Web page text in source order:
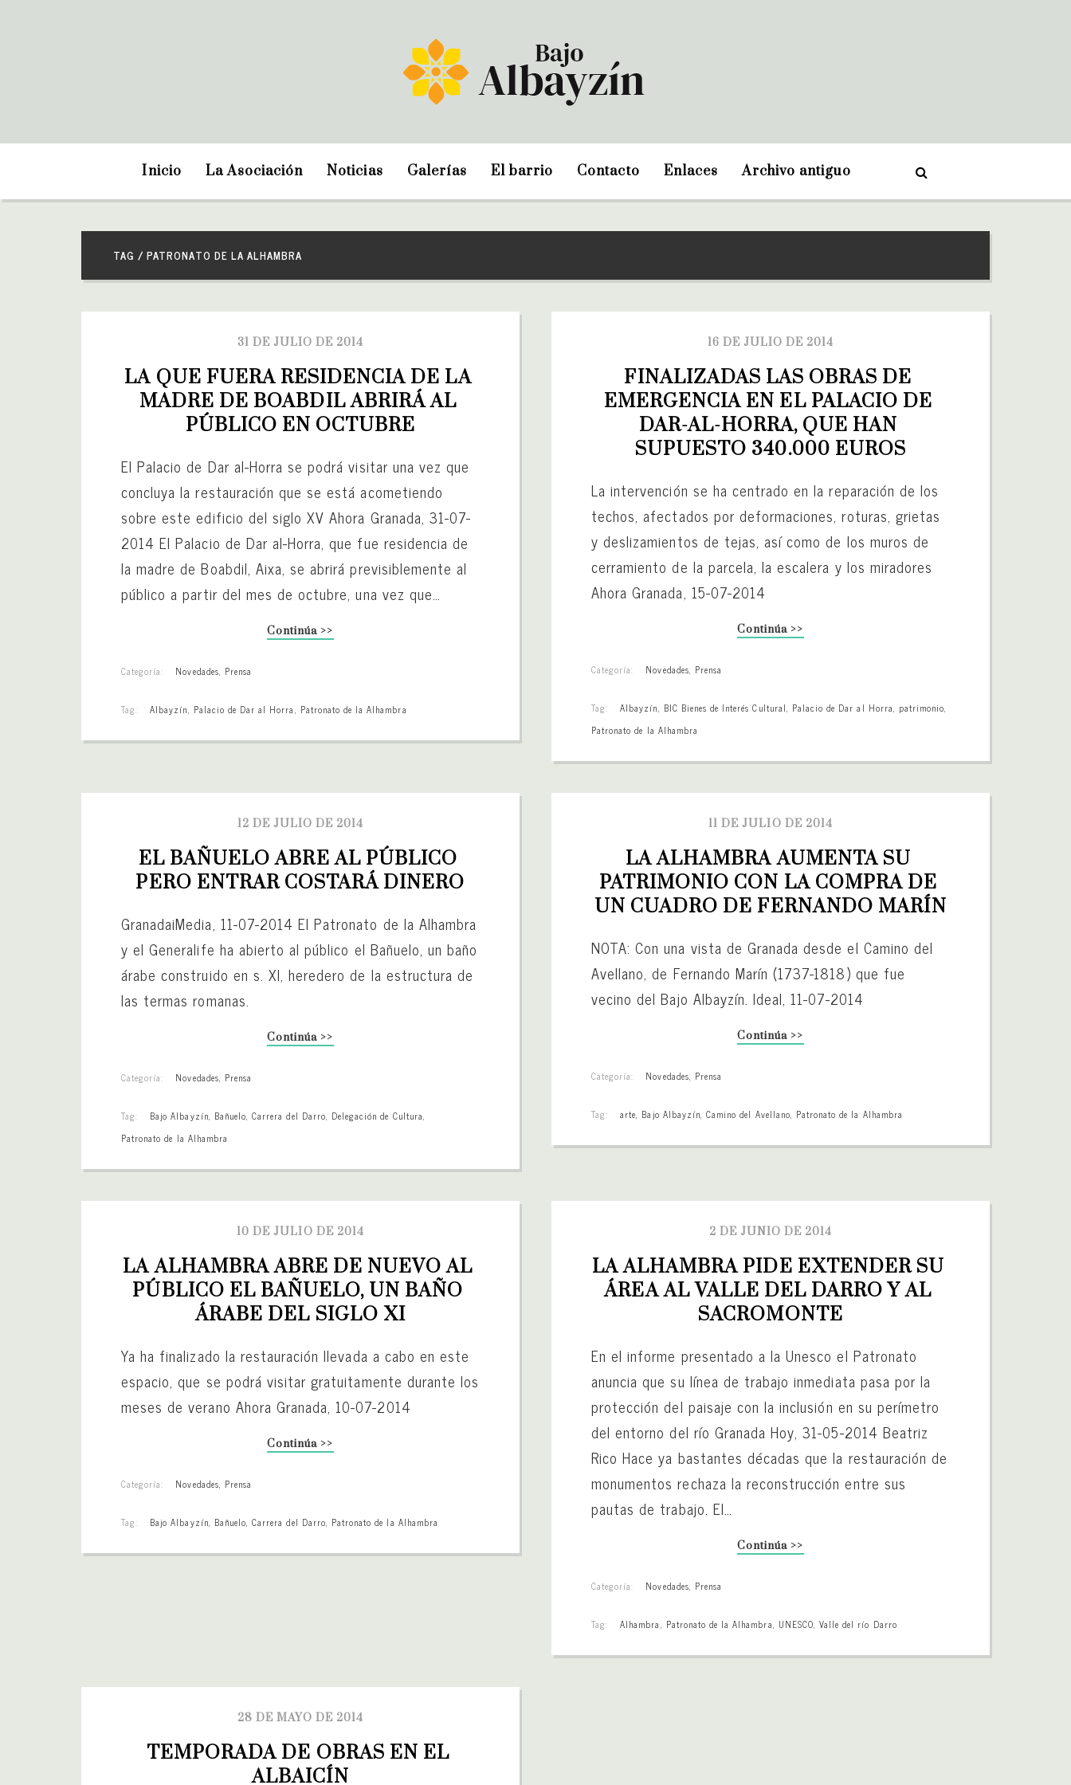
Inicio La Asociación Noticias Galerías El barrio Contacto Enlaces Archivo antiguo
TAG / PATRONATO DE LA ALHAMBRA
31 DE JULIO DE 2014
LA QUE FUERA RESIDENCIA DE LA
MADRE DE BOABDIL ABRIRÁ AL
PÚBLICO EN OCTUBRE
El Palacio de Dar al-Horra se podrá visitar una vez que
concluya la restauración que se está acometiendo
sobre este edificio del siglo XV Ahora Granada, 31-07-
2014 El Palacio de Dar al-Horra, que fue residencia de
la madre de Boabdil, Aixa, se abrirá previsiblemente al
público a partir del mes de octubre, una vez que…
Continúa >>
Categoría: Novedades, Prensa
Tag: Albayzín, Palacio de Dar al Horra, Patronato de la Alhambra
16 DE JULIO DE 2014
FINALIZADAS LAS OBRAS DE
EMERGENCIA EN EL PALACIO DE
DAR-AL-HORRA, QUE HAN
SUPUESTO 340.000 EUROS
La intervención se ha centrado en la reparación de los
techos, afectados por deformaciones, roturas, grietas
y deslizamientos de tejas, así como de los muros de
cerramiento de la parcela, la escalera y los miradores
Ahora Granada, 15-07-2014
Continúa >>
Categoría: Novedades, Prensa
Tag: Albayzín, BIC Bienes de Interés Cultural, Palacio de Dar al Horra, patrimonio,
Patronato de la Alhambra
12 DE JULIO DE 2014
EL BAÑUELO ABRE AL PÚBLICO
PERO ENTRAR COSTARÁ DINERO
GranadaiMedia, 11-07-2014 El Patronato de la Alhambra
y el Generalife ha abierto al público el Bañuelo, un baño
árabe construido en s. XI, heredero de la estructura de
las termas romanas.
Continúa >>
Categoría: Novedades, Prensa
Tag: Bajo Albayzín, Bañuelo,Carrera del Darro, Delegación de Cultura,
Patronato de la Alhambra
11 DE JULIO DE 2014
LA ALHAMBRA AUMENTA SU
PATRIMONIO CON LA COMPRA DE
UN CUADRO DE FERNANDO MARÍN
NOTA: Con una vista de Granada desde el Camino del
Avellano, de Fernando Marín (1737-1818) que fue
vecino del Bajo Albayzín. Ideal, 11-07-2014
Continúa >>
Categoría: Novedades, Prensa
Tag: arte, Bajo Albayzín,Camino del Avellano, Patronato de la Alhambra
10 DE JULIO DE 2014
LA ALHAMBRA ABRE DE NUEVO AL
PÚBLICO EL BAÑUELO, UN BAÑO
ÁRABE DEL SIGLO XI
Ya ha finalizado la restauración llevada a cabo en este
espacio, que se podrá visitar gratuitamente durante los
meses de verano Ahora Granada, 10-07-2014
Continúa >>
Categoría: Novedades, Prensa
Tag: Bajo Albayzín, Bañuelo,Carrera del Darro, Patronato de la Alhambra
2 DE JUNIO DE 2014
LA ALHAMBRA PIDE EXTENDER SU
ÁREA AL VALLE DEL DARRO Y AL
SACROMONTE
En el informe presentado a la Unesco el Patronato
anuncia que su línea de trabajo inmediata pasa por la
protección del paisaje con la inclusión en su perímetro
del entorno del río Granada Hoy, 31-05-2014 Beatriz
Rico Hace ya bastantes décadas que la restauración de
monumentos rechaza la reconstrucción entre sus
pautas de trabajo. El…
Continúa >>
Categoría: Novedades, Prensa
Tag: Alhambra, Patronato de la Alhambra, UNESCO, Valle del río Darro
28 DE MAYO DE 2014
TEMPORADA DE OBRAS EN EL
ALBAICÍN